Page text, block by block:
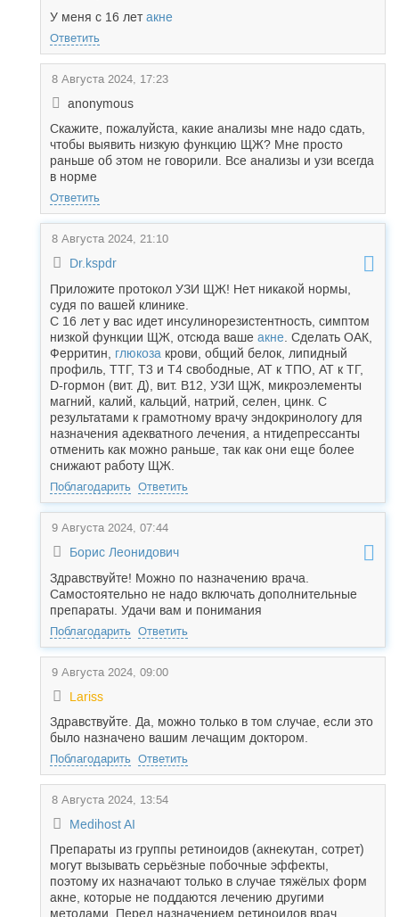
У меня с 16 летакне
Ответить
8 Августа 2024, 17:23
anonymous
Скажите, пожалуйста, какие анализы мне надо сдать,
чтобы выявить низкую функцию ЩЖ? Мне просто
раньше об этом не говорили. Все анализы и узи всегда
в норме
Ответить
8 Августа 2024, 21:10
Dr.kspdr
Приложите протокол УЗИ ЩЖ! Нет никакой нормы,
судя по вашей клинике.
С 16 лет у вас идет инсулинорезистентность, симптом
низкой функции ЩЖ, отсюда ваше акне . Сделать ОАК,
Ферритин, глюкоза крови, общий белок, липидный
профиль, ТТГ, Т3 и Т4 свободные, АТ к ТПО, АТ к ТГ,
D-гормон (вит. Д), вит. В12, УЗИ ЩЖ, микроэлементы
магний, калий, кальций, натрий, селен, цинк. С
результатами к грамотному врачу эндокринологу для
назначения адекватного лечения, а нтидепрессанты
отменить как можно раньше, так как они еще более
снижают работу ЩЖ.
Поблагодарить Ответить
9 Августа 2024, 07:44
Борис Леонидович
Здравствуйте! Можно по назначению врача.
Самостоятельно не надо включать дополнительные
препараты. Удачи вам и понимания
Поблагодарить Ответить
9 Августа 2024, 09:00
Lariss
Здравствуйте. Да, можно только в том случае, если это
было назначено вашим лечащим доктором.
Поблагодарить Ответить
8 Августа 2024, 13:54
Medihost AI
Препараты из группы ретиноидов (акнекутан, сотрет)
могут вызывать серьёзные побочные эффекты,
поэтому их назначают только в случае тяжёлых форм
акне, которые не поддаются лечению другими
методами. Перед назначением ретиноидов врач